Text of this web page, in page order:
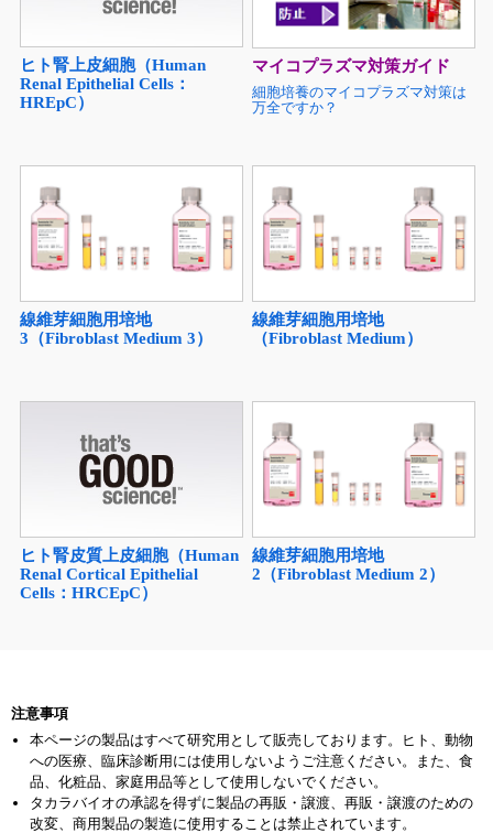
ヒト腎上皮細胞（Human
Renal Epithelial Cells：
HREpC）
マイコプラズマ対策ガイド
細胞培養のマイコプラズマ対策は
万全ですか？
線維芽細胞用培地
3（Fibroblast Medium 3）
線維芽細胞用培地
（Fibroblast Medium）
ヒト腎皮質上皮細胞（Human
Renal Cortical Epithelial
Cells：HRCEpC）
線維芽細胞用培地
2（Fibroblast Medium 2）
注意事項
本ページの製品はすべて研究用として販売しております。ヒト、動物
への医療、臨床診断用には使用しないようご注意ください。また、食
品、化粧品、家庭用品等として使用しないでください。
タカラバイオの承認を得ずに製品の再販・譲渡、再販・譲渡のための
改変、商用製品の製造に使用することは禁止されています。